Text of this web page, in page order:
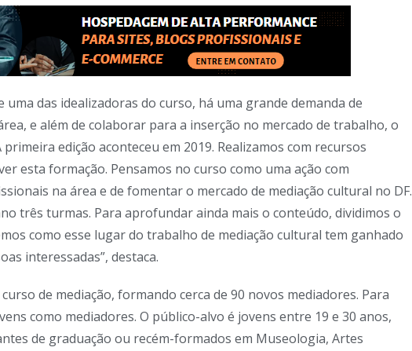
das idealizadoras do curso, há uma grande demanda de
e além de colaborar para a inserção no mercado de trabalho, o
edição aconteceu em 2019. Realizamos com recursos
esta formação. Pensamos no curso como uma ação com
na área e de fomentar o mercado de mediação cultural no DF.
três turmas. Para aprofundar ainda mais o conteúdo, dividimos o
como esse lugar do trabalho de mediação cultural tem ganhado
interessadas”, destaca.
de mediação, formando cerca de 90 novos mediadores. Para
como mediadores. O público-alvo é jovens entre 19 e 30 anos,
de graduação ou recém-formados em Museologia, Artes